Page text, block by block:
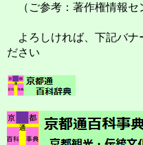
（ご参考：著作権情報セ
よろしければ、下記バナ
ださい